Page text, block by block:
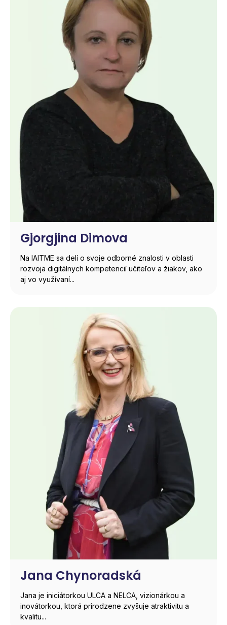
Gjorgjina Dimova
Na IAITME sa delí o svoje odborné znalosti v oblasti
rozvoja digitálnych kompetencií učiteľov a žiakov, ako
aj vo využívaní...
Jana Chynoradská
Jana je iniciátorkou ULCA a NELCA, vizionárkou a
inovátorkou, ktorá prirodzene zvyšuje atraktivitu a
kvalitu...